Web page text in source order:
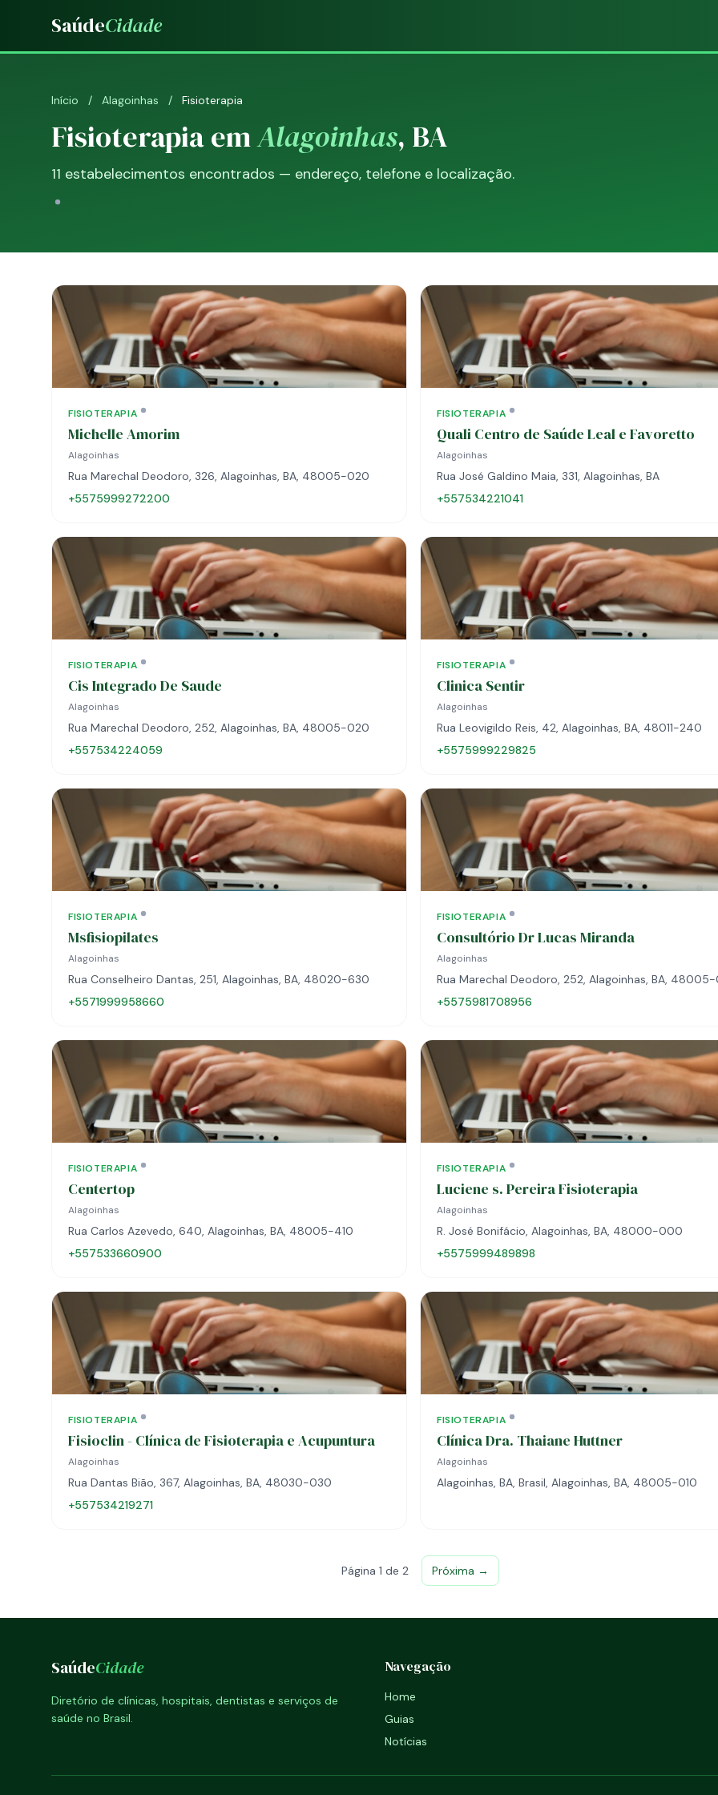
SaúdeCidade
Início / Alagoinhas / Fisioterapia
Fisioterapia emAlagoinhas, BA
11 estabelecimentos encontrados — endereço, telefone e localização.
FISIOTERAPIA
Michelle Amorim
Alagoinhas
Rua Marechal Deodoro, 326, Alagoinhas, BA, 48005-020
+5575999272200
FISIOTERAPIA
Quali Centro de Saúde Leal e Favoretto
Alagoinhas
Rua José Galdino Maia, 331, Alagoinhas, BA
+557534221041
FISIOTERAPIA
Cis Integrado De Saude
Alagoinhas
Rua Marechal Deodoro, 252, Alagoinhas, BA, 48005-020
+557534224059
FISIOTERAPIA
Clinica Sentir
Alagoinhas
Rua Leovigildo Reis, 42, Alagoinhas, BA, 48011-240
+5575999229825
FISIOTERAPIA
Msfisiopilates
Alagoinhas
Rua Conselheiro Dantas, 251, Alagoinhas, BA, 48020-630
+5571999958660
FISIOTERAPIA
Consultório Dr Lucas Miranda
Alagoinhas
Rua Marechal Deodoro, 252, Alagoinhas, BA,
+5575981708956
FISIOTERAPIA
Centertop
Alagoinhas
Rua Carlos Azevedo, 640, Alagoinhas, BA, 48005-410
+557533660900
FISIOTERAPIA
Luciene s. Pereira Fisioterapia
Alagoinhas
R. José Bonifácio, Alagoinhas, BA, 48000-000
+5575999489898
FISIOTERAPIA
Fisioclin - Clínica de Fisioterapia e Acupuntura
Alagoinhas
Rua Dantas Bião, 367, Alagoinhas, BA, 48030-030
+557534219271
FISIOTERAPIA
Clínica Dra. Thaiane Huttner
Alagoinhas
Alagoinhas, BA, Brasil, Alagoinhas, BA, 48005-010
Página 1 de 2 Próxima →
SaúdeCidade
Diretório de clínicas, hospitais, dentistas e serviços de
saúde no Brasil.
Navegação
Home
Guias
Notícias